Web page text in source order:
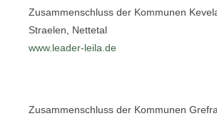
Zusammenschluss der Kommunen
Straelen, Nettetal
www.leader-leila.de
Zusammenschluss der Kommunen